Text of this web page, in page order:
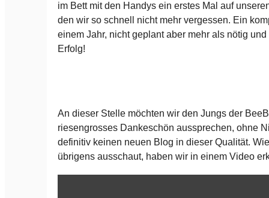
im Bett mit den Handys ein erstes Mal auf
den wir so schnell nicht mehr vergessen. Ein
einem Jahr, nicht geplant aber mehr als nötig
Erfolg!
An dieser Stelle möchten wir den Jungs der
riesengrosses Dankeschön aussprechen, ohne
definitiv keinen neuen Blog in dieser Qualität.
übrigens ausschaut, haben wir in einem Video